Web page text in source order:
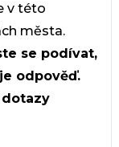
v této
města.
se podívat,
odpověď.
dotazy